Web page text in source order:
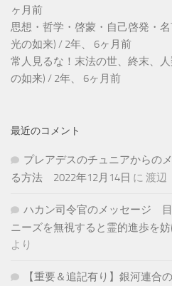
ヶ月前
思想・哲学・啓蒙・自己啓発・
光の如来) / 2年、 6ヶ月前
常人見るな！末法の世、終末、
の如来) / 2年、 6ヶ月前
最近のコメント
プレアデスのチュニアからの
る方法 2022年12月14日 に 渡辺
ハカン司令官のメッセージ
ニーズを無視すると霊的進歩を
より
【重要＆追記有り】銀河連